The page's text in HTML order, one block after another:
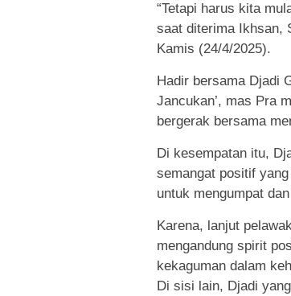
“Tetapi harus kita
saat diterima Ikhsan,
Kamis (24/4/2025).
Hadir bersama Djadi
Jancukan’, mas Pra
bergerak bersama
Di kesempatan itu,
semangat positif
untuk mengumpat
Karena, lanjut
mengandung spirit
kekaguman dalam
Di sisi lain, Djadi